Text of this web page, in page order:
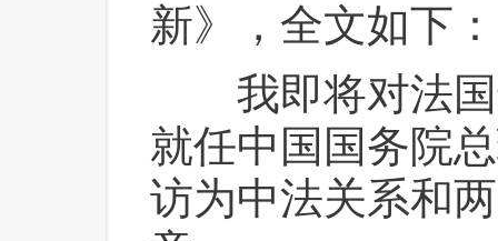
新》，全文如下：
我即将对法国
就任中国国务院
访为中法关系和